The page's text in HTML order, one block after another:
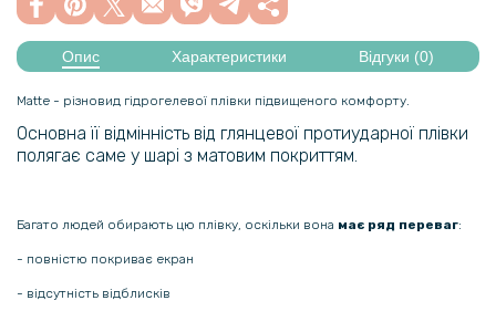
Опис Характеристики Відгуки (0)
Matte - різновид гідрогелевої плівки підвищеного комфорту.
Основна її відмінність від глянцевої протиударної плівки
полягає саме у шарі з матовим покриттям.
Багато людей обирають цю плівку, оскільки вона має ряд переваг:
- повністю покриває екран
- відсутність відблисків